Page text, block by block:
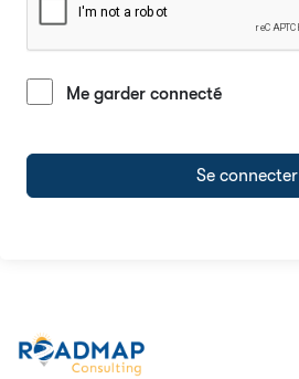
Me garder connecté
Se connecter